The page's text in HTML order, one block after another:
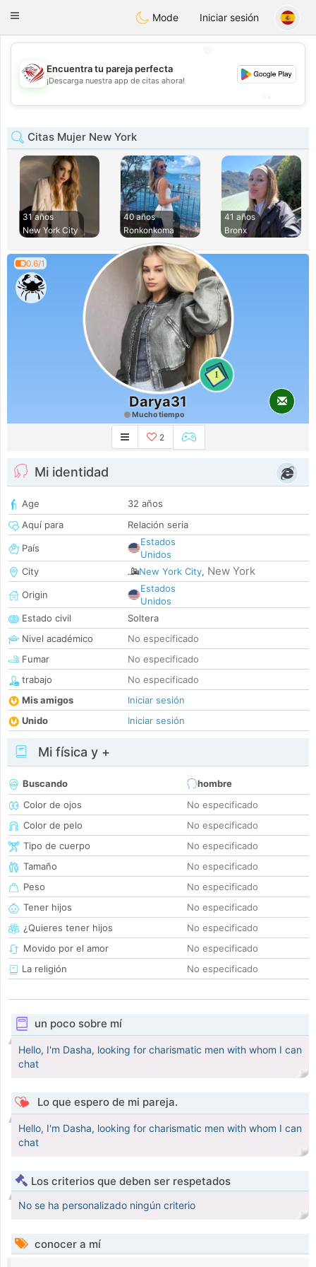
StatesDating
Toggle
Mode Iniciar sesión
💖
💕
Encuentra tu pareja perfecta
¡Descarga nuestra app de citas ahora!
Citas Mujer New York
31 años
New York City
40 años
Ronkonkoma
41 años
Bronx
0.6/1
1
Darya31
Mucho tiempo
2
Mi identidad
Age
32 años
Aquí para
Relación seria
País
Estados
Unidos
City
New York City, New York
Origin
Estados
Unidos
Estado civil
Soltera
Nivel académico
No especificado
Fumar
No especificado
trabajo
No especificado
Mis amigos
Iniciar sesión
Unido
Iniciar sesión
Mi física y +
Buscando
hombre
Color de ojos
No especificado
Color de pelo
No especificado
Tipo de cuerpo
No especificado
Tamaño
No especificado
Peso
No especificado
Tener hijos
No especificado
¿Quieres tener hijos
No especificado
Movido por el amor
No especificado
La religión
No especificado
un poco sobre mí
Hello, I'm Dasha, looking for charismatic men with whom I can
chat
Lo que espero de mi pareja.
Hello, I'm Dasha, looking for charismatic men with whom I can
chat
Los criterios que deben ser respetados
No se ha personalizado ningún criterio
conocer a mí